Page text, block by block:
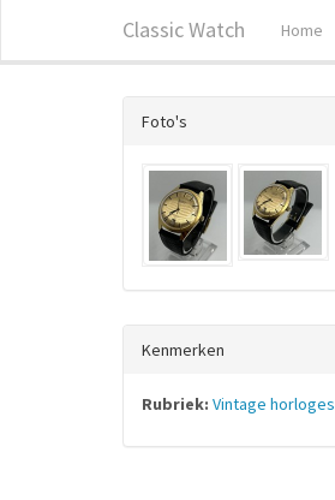
Classic Watch Home
Foto's
Kenmerken
Rubriek: Vintage horloges